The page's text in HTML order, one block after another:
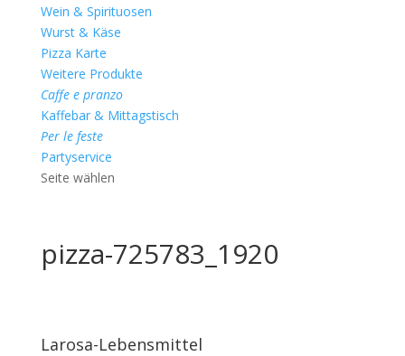
Wein & Spirituosen
Wurst & Käse
Pizza Karte
Weitere Produkte
Caffe e pranzo
Kaffebar & Mittagstisch
Per le feste
Partyservice
Seite wählen
pizza-725783_1920
Larosa-Lebensmittel